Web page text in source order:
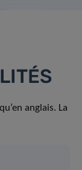
anglais. La